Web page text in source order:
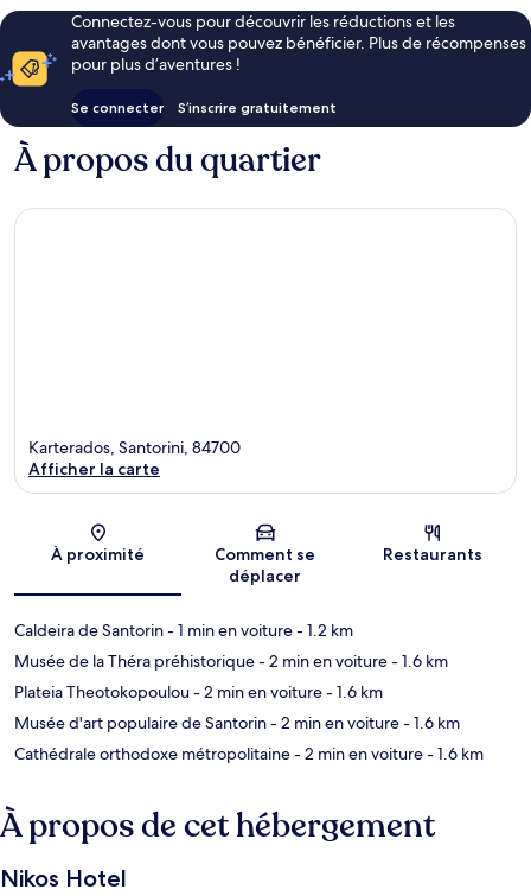
Connectez-vous pour découvrir les réductions et les
avantages dont vous pouvez bénéficier. Plus de récompenses
pour plus d’aventures !
Se connecter S’inscrire gratuitement
À propos du quartier
Carte
Karterados, Santorini, 84700
Afficher la carte
À proximité
Comment se
déplacer
Restaurants
Caldeira de Santorin- 1 min en voiture- 1.2 km
Musée de la Théra préhistorique- 2 min en voiture- 1.6 km
Plateia Theotokopoulou- 2 min en voiture- 1.6 km
Musée d'art populaire de Santorin- 2 min en voiture- 1.6 km
Cathédrale orthodoxe métropolitaine- 2 min en voiture- 1.6 km
À propos de cet hébergement
Nikos Hotel